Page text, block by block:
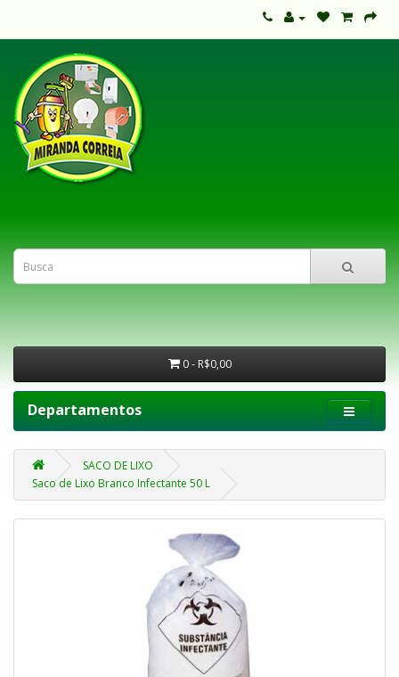
0 - R$0,00
Departamentos
SACO DE LIXO
Saco de Lixo Branco Infectante 50 L